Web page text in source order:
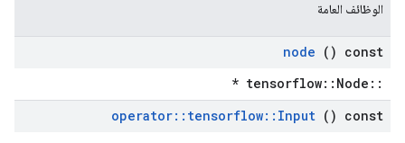
الوظائف العامة
node () const
::tensorflow::Node *
operator:: tensorflow:: Input () const